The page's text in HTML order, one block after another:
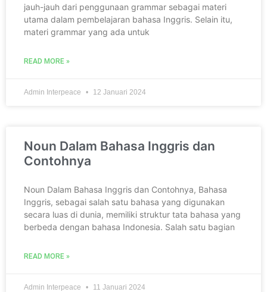
jauh-jauh dari penggunaan grammar sebagai materi
utama dalam pembelajaran bahasa Inggris. Selain itu,
materi grammar yang ada untuk
READ MORE »
Admin Interpeace 12 Januari 2024
Noun Dalam Bahasa Inggris dan
Contohnya
Noun Dalam Bahasa Inggris dan Contohnya, Bahasa
Inggris, sebagai salah satu bahasa yang digunakan
secara luas di dunia, memiliki struktur tata bahasa yang
berbeda dengan bahasa Indonesia. Salah satu bagian
READ MORE »
Admin Interpeace 11 Januari 2024